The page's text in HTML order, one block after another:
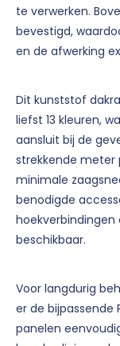
te verwerken.
bevestigd,
en de afwerking
Dit kunststof
liefst 13 kleuren,
aansluit bij de
strekkende
minimale
benodigde
hoekverbindingen
beschikbaar.
Voor langdurig
er de bijpassende
panelen